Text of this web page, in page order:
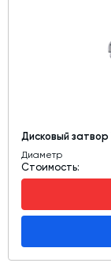
Дисковый
Диаметр
Стоимость: